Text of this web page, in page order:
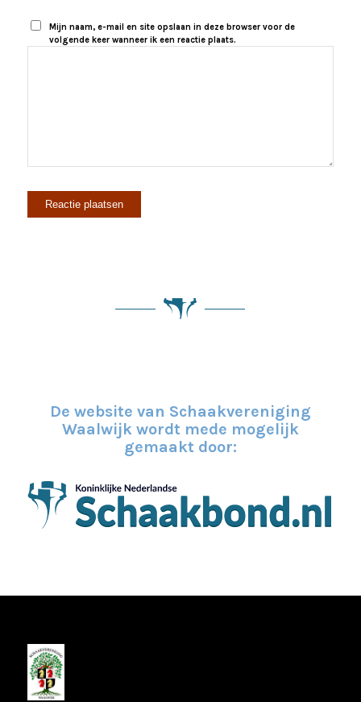
Mijn naam, e-mail en site opslaan in deze browser voor de
volgende keer wanneer ik een reactie plaats.
De website van Schaakvereniging
Waalwijk wordt mede mogelijk
gemaakt door: